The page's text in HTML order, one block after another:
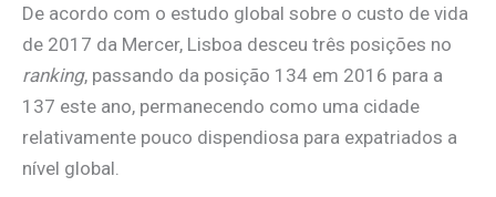
De acordo com o estudo global sobre o custo de vida
de 2017 da Mercer, Lisboa desceu três posições no
ranking, passando da posição 134 em 2016 para a
137 este ano, permanecendo como uma cidade
relativamente pouco dispendiosa para expatriados a
nível global.